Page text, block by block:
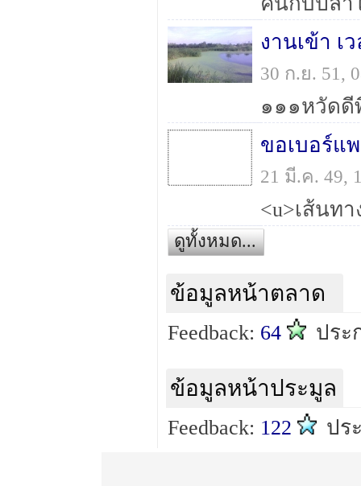
งานเข้า เ
30 ก.ย. 51,
ขอเบอร์แ
21 มี.ค. 49,
ดูทั้งหมด...
ข้อมูลหน้าตลาด
Feedback: 64 ปร
ข้อมูลหน้าประมูล
Feedback: 122 ปร